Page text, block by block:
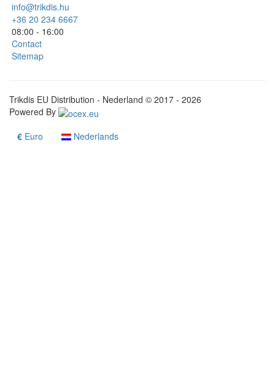
info@trikdis.hu
+36 20 234 6667
08:00 - 16:00
Contact
Sitemap
Trikdis EU Distribution - Nederland © 2017 - 2026
Powered By
€ Euro Nederlands